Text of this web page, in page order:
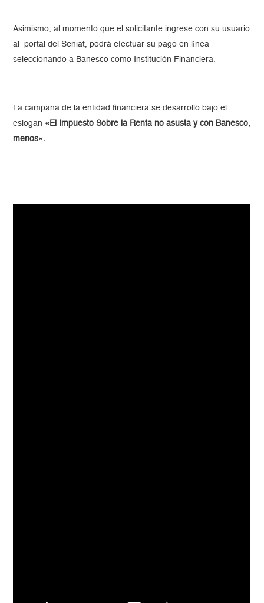
Asimismo, al momento que el solicitante ingrese con su usuario
al portal del Seniat, podrá efectuar su pago en línea
seleccionando a Banesco como Institución Financiera.
La campaña de la entidad financiera se desarrolló bajo el
eslogan «El Impuesto Sobre la Renta no asusta y con Banesco,
menos».